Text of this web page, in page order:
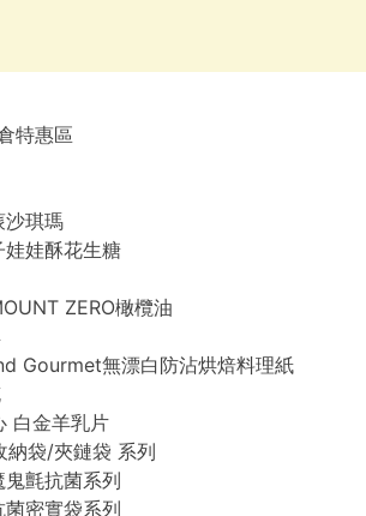
特惠區
沙琪瑪
娃娃酥花生糖
ZERO橄欖油
Gourmet無漂白防沾烘焙料理紙
白金羊乳片
納袋/夾鏈袋 系列
鬼氈抗菌系列
菌密實袋系列